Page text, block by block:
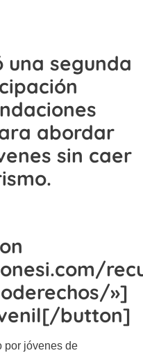
una segunda
abordar
sin caer
»]
button]
por jóvenes de